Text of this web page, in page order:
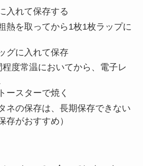
入れて保存する
熱を取ってから1枚1枚ラップに
グに入れて保存
度常温においてから、電子レ
ースターで焼く
ネの保存は、長期保存できない
存がおすすめ）